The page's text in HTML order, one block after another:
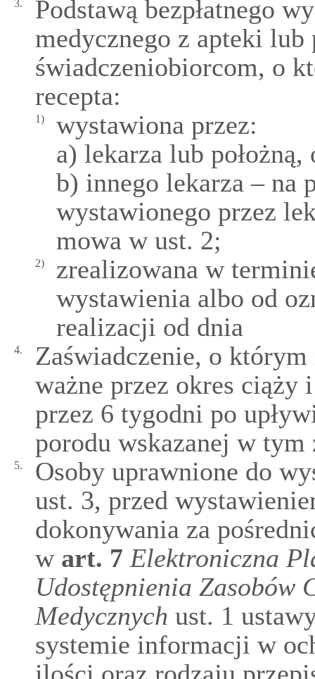
3.
Podstawą bezpłatnego
medycznego z apteki lub
świadczeniobiorcom, o
recepta:
1)
wystawiona przez:
a) lekarza lub
b) innego lekarza – na
wystawionego przez
mowa w ust. 2;
2)
zrealizowana w
wystawienia albo od
realizacji od dnia
4.
Zaświadczenie, o
ważne przez okres ciąży
przez 6 tygodni po
porodu wskazanej w tym
5.
Osoby uprawnione do
ust. 3, przed
dokonywania za
wart. 7 Elektroniczna
Udostępnienia Zasobów
Medycznych ust. 1
systemie informacji w